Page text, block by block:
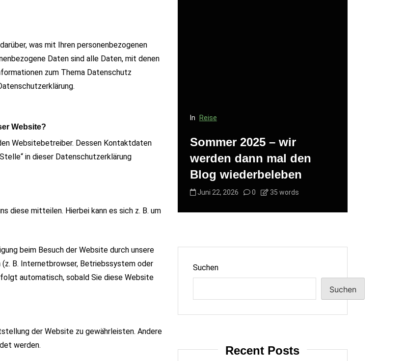
was mit Ihren personenbezogenen
Daten sind alle Daten, mit denen
zum Thema Datenschutz
Website?
Websitebetreiber. Dessen Kontaktdaten
in dieser Datenschutzerklärung
diese mitteilen. Hierbei kann es sich z. B. um
beim Besuch der Website durch unsere
B. Internetbrowser, Betriebssystem oder
automatisch, sobald Sie diese Website
der Website zu gewährleisten. Andere
werden.
Kurzer Test fürs editieren
des Blog mittels Tusky
In Reise
Sommer 2025 – wir
werden dann mal den
Blog wiederbeleben
Juni 22, 2026 0 35 words
Suchen
Suchen
Recent Posts